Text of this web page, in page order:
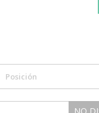
Posición